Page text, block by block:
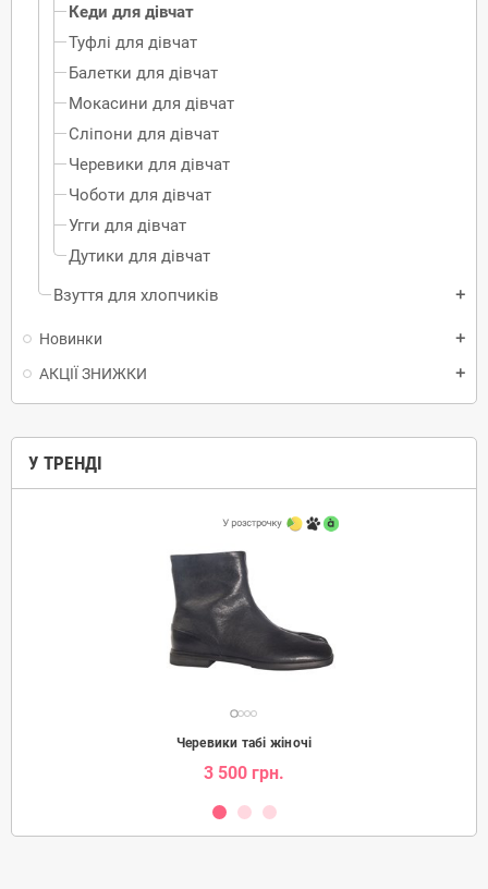
Кеди для дівчат
Туфлі для дівчат
Балетки для дівчат
Мокасини для дівчат
Сліпони для дівчат
Черевики для дівчат
Чоботи для дівчат
Угги для дівчат
Дутики для дівчат
Взуття для хлопчиків
add
Новинки add
АКЦІЇ ЗНИЖКИ add
У ТРЕНДІ
Черевики табі жіночі
3 500 грн.